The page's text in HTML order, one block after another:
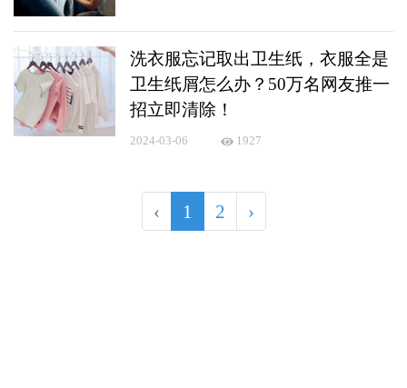
洗衣服忘记取出卫生纸，衣服全是
卫生纸屑怎么办？50万名网友推一
招立即清除！
2024-03-06 1927
‹ 1 2 ›